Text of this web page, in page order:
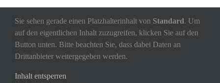
Sie sehen gerade einen Platzhalterinhalt von Standard. Um
auf den eigentlichen Inhalt zuzugreifen, klicken Sie auf den
Button unten. Bitte beachten Sie, dass dabei Daten an
Drittanbieter weitergegeben werden.
Inhalt entsperren